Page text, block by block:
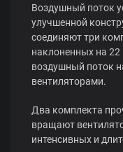
Воздушный поток
улучшенной
соединяют три
наклоненных на 22
воздушный поток
вентиляторами.
Два комплекта
вращают
интенсивных и